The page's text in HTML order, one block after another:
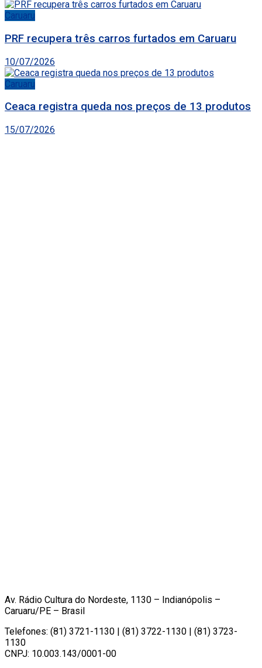
Caruaru
PRF recupera três carros furtados em Caruaru
10/07/2026
Caruaru
Ceaca registra queda nos preços de 13 produtos
15/07/2026
Av. Rádio Cultura do Nordeste, 1130 – Indianópolis –
Caruaru/PE – Brasil
Telefones: (81) 3721-1130 | (81) 3722-1130 | (81) 3723-
1130
CNPJ: 10.003.143/0001-00